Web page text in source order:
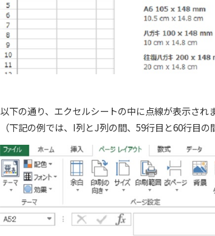
以下の通り、エクセルシートの中に点線が表示されま
（下記の例では、I列とJ列の間、59行目と60行目の